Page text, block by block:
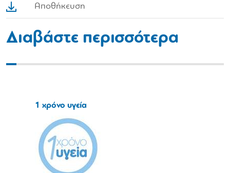
Αποθήκευση
Διαβάστε περισσότερα
1 χρόνο υγεία